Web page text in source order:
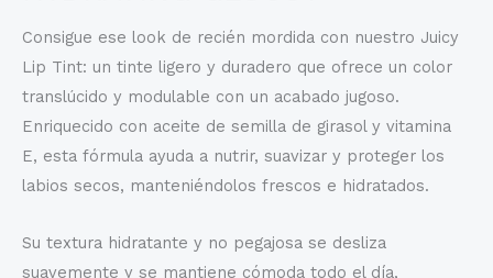
Consigue ese look de recién mordida con nuestro Juicy
Lip Tint: un tinte ligero y duradero que ofrece un color
translúcido y modulable con un acabado jugoso.
Enriquecido con aceite de semilla de girasol y vitamina
E, esta fórmula ayuda a nutrir, suavizar y proteger los
labios secos, manteniéndolos frescos e hidratados.
Su textura hidratante y no pegajosa se desliza
suavemente y se mantiene cómoda todo el día,